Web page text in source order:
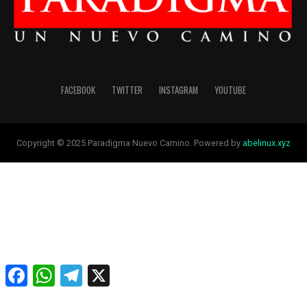
FACEBOOK TWITTER INSTAGRAM YOUTUBE
Copyright © 2025 Paradigma Nuevo Camino. Powered by abelinux.xyz
FacebookWhatsAppTelegram